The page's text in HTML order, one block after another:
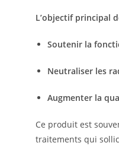
L’objectif principal
Soutenir la
Neutraliser les
Augmenter la
Ce produit est
traitements qui